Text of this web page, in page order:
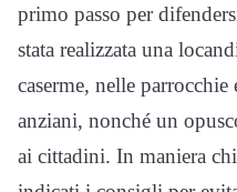
primo passo per
stata realizzata una
caserme, nelle
anziani, nonché un
ai cittadini. In maniera